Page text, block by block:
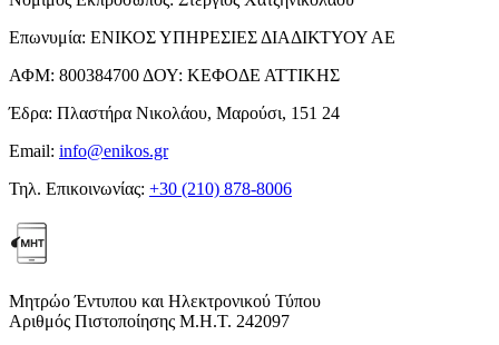
Επωνυμία: ΕΝΙΚΟΣ ΥΠΗΡΕΣΙΕΣ ΔΙΑΔΙΚΤΥΟΥ ΑΕ
ΑΦΜ: 800384700 ΔΟΥ: ΚΕΦΟΔΕ ΑΤΤΙΚΗΣ
Έδρα: Πλαστήρα Νικολάου, Μαρούσι, 151 24
Email: info@enikos.gr
Τηλ. Επικοινωνίας: +30 (210) 878-8006
Μητρώο Έντυπου και Ηλεκτρονικού Τύπου
Αριθμός Πιστοποίησης Μ.Η.Τ. 242097